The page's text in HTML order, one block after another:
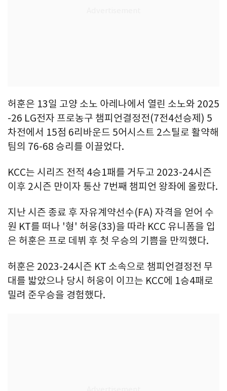
허훈은 13일 고양 소노 아레나에서 열린 소노와 2025
-26 LG전자 프로농구 챔피언결정전(7전4선승제) 5
차전에서 15점 6리바운드 5어시스트 2스틸로 활약해
팀의 76-68 승리를 이끌었다.
KCC는 시리즈 전적 4승1패를 거두고 2023-24시즌
이후 2시즌 만이자 통산 7번째 챔피언 왕좌에 올랐다.
지난 시즌 종료 후 자유계약선수(FA) 자격을 얻어 수
원 KT를 떠나 '형' 허웅(33)을 따라 KCC 유니폼을 입
은 허훈은 프로 데뷔 후 첫 우승의 기쁨을 만끽했다.
허훈은 2023-24시즌 KT 소속으로 챔피언결정전 무
대를 밟았으나 당시 허웅이 이끄는 KCC에 1승4패로
밀려 준우승을 경험했다.